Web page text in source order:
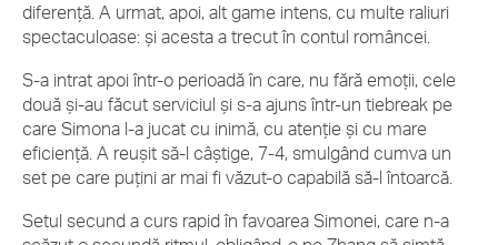
diferență. A urmat, apoi, alt game intens, cu multe raliuri
spectaculoase: și acesta a trecut în contul româncei.
S-a intrat apoi într-o perioadă în care, nu fără emoții, cele
două și-au făcut serviciul și s-a ajuns într-un tiebreak pe
care Simona l-a jucat cu inimă, cu atenție și cu mare
eficiență. A reușit să-l câștige, 7-4, smulgând cumva un
set pe care puțini ar mai fi văzut-o capabilă să-l întoarcă.
Setul secund a curs rapid în favoarea Simonei, care n-a